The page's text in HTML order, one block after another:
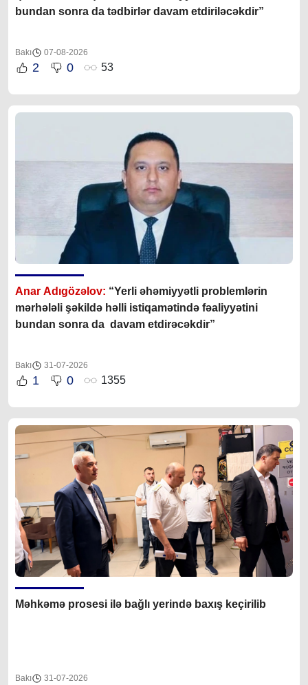
bundan sonra da tədbirlər davam etdiriləcəkdir”
Bakı 07-08-2026
2 0 53
Anar Adıgözəlov: “Yerli əhəmiyyətli problemlərin
mərhələli şəkildə həlli istiqamətində fəaliyyətini
bundan sonra da davam etdirəcəkdir”
Bakı 31-07-2026
1 0 1355
Məhkəmə prosesi ilə bağlı yerində baxış keçirilib
Bakı 31-07-2026